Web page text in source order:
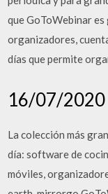
que GoToWebinar
organizadores,
días que permite
16/07/2020
La colección más
día: software de
móviles,